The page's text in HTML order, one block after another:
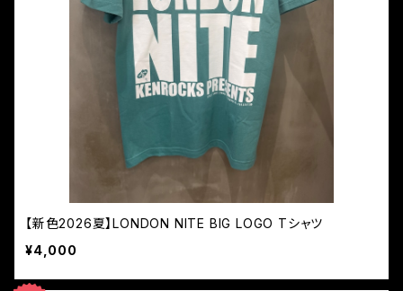
【新色2026夏】LONDON NITE BIG LOGO Tシャツ
¥4,000